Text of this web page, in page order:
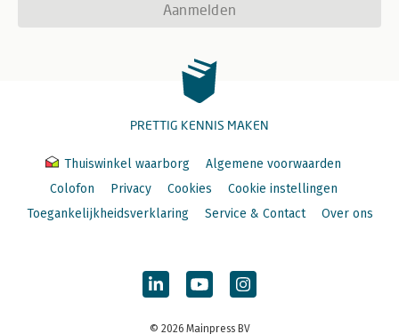
Aanmelden
PRETTIG KENNIS MAKEN
Thuiswinkel waarborg
Algemene voorwaarden
Colofon
Privacy Cookies
Cookie instellingen
Toegankelijkheidsverklaring
Service & Contact Over ons
© 2026 Mainpress BV